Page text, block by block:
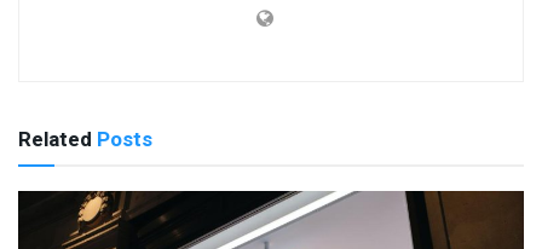
Related Posts